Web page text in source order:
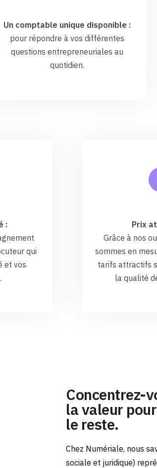
Un comptable unique disponible :
pour répondre à vos différentes
questions entrepreneuriales au
quotidien.
:
qui
et vos
Prix
Grâce à nos
sommes en
tarifs attractifs
la qualité
Concentrez-
la valeur
le reste.
Chez Numériale, nous
sociale et juridique)